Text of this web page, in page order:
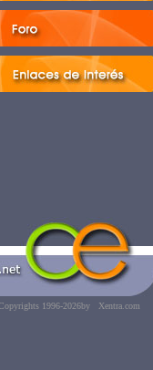
1996-2026by Xentra.com